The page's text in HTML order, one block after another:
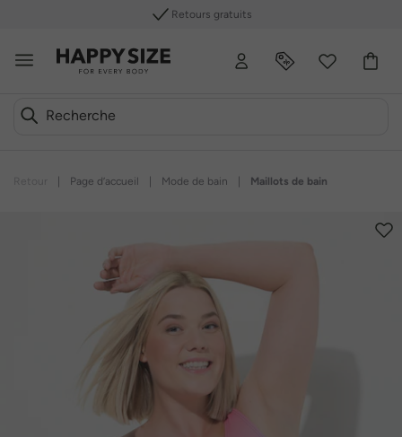
Retours gratuits
Page d’accueil Mode de bain Maillots de bain